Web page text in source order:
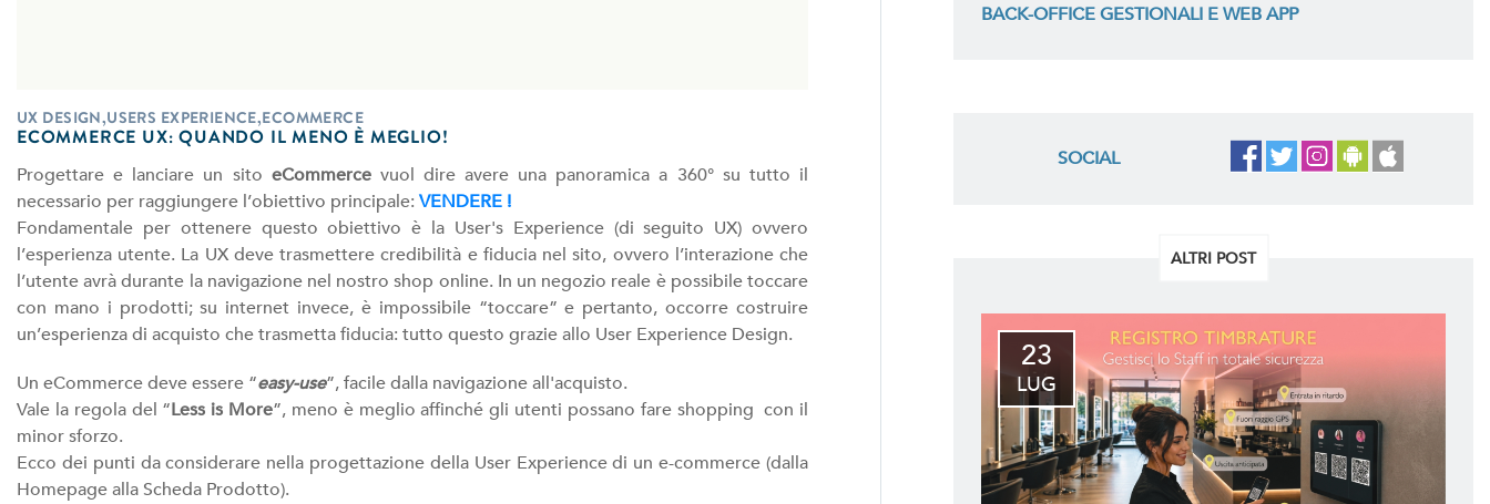
UX DESIGN,USERS EXPERIENCE,ECOMMERCE
ECOMMERCE UX: QUANDO IL MENO È MEGLIO!
Progettare e lanciare un sito eCommercevuol dire avere una panoramica a 360° su tutto il
necessario per raggiungere l’obiettivo principale: VENDERE !
Fondamentale per ottenere questo obiettivo è la User's Experience (di seguito UX) ovvero
l’esperienza utente. La UX deve trasmettere credibilità e fiducia nel sito, ovvero l’interazione che
l’utente avrà durante la navigazione nel nostro shop online. In un negozio reale è possibile toccare
con mano i prodotti; su internet invece, è impossibile “toccare” e pertanto, occorre costruire
un’esperienza di acquisto che trasmetta fiducia: tutto questo grazie allo User Experience Design.
Un eCommerce deve essere “easy-use”, facile dalla navigazione all'acquisto.
Vale la regola del “Less is More”, meno è meglio affinché gli utenti possano fare shopping con il
minor sforzo.
Ecco dei punti da considerare nella progettazione della User Experience di un e-commerce (dalla
Homepage alla Scheda Prodotto).
BACK-OFFICE GESTIONALI E WEB APP
SOCIAL
ALTRI POST
23
LUG